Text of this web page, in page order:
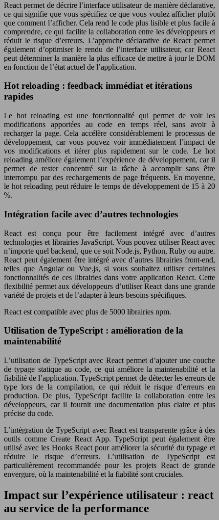
React permet de décrire l’interface utilisateur de manière déclarative,
ce qui signifie que vous spécifiez ce que vous voulez afficher plutôt
que comment l’afficher. Cela rend le code plus lisible et plus facile à
comprendre, ce qui facilite la collaboration entre les développeurs et
réduit le risque d’erreurs. L’approche déclarative de React permet
également d’optimiser le rendu de l’interface utilisateur, car React
peut déterminer la manière la plus efficace de mettre à jour le DOM
en fonction de l’état actuel de l’application.
Hot reloading : feedback immédiat et itérations
rapides
Le hot reloading est une fonctionnalité qui permet de voir les
modifications apportées au code en temps réel, sans avoir à
recharger la page. Cela accélère considérablement le processus de
développement, car vous pouvez voir immédiatement l’impact de
vos modifications et itérer plus rapidement sur le code. Le hot
reloading améliore également l’expérience de développement, car il
permet de rester concentré sur la tâche à accomplir sans être
interrompu par des rechargements de page fréquents. En moyenne,
le hot reloading peut réduire le temps de développement de 15 à 20
%.
Intégration facile avec d’autres technologies
React est conçu pour être facilement intégré avec d’autres
technologies et librairies JavaScript. Vous pouvez utiliser React avec
n’importe quel backend, que ce soit Node.js, Python, Ruby ou autre.
React peut également être intégré avec d’autres librairies front-end,
telles que Angular ou Vue.js, si vous souhaitez utiliser certaines
fonctionnalités de ces librairies dans votre application React. Cette
flexibilité permet aux développeurs d’utiliser React dans une grande
variété de projets et de l’adapter à leurs besoins spécifiques.
React est compatible avec plus de 5000 librairies npm.
Utilisation de TypeScript : amélioration de la
maintenabilité
L’utilisation de TypeScript avec React permet d’ajouter une couche
de typage statique au code, ce qui améliore la maintenabilité et la
fiabilité de l’application. TypeScript permet de détecter les erreurs de
type lors de la compilation, ce qui réduit le risque d’erreurs en
production. De plus, TypeScript facilite la collaboration entre les
développeurs, car il fournit une documentation plus claire et plus
précise du code.
L’intégration de TypeScript avec React est transparente grâce à des
outils comme Create React App. TypeScript peut également être
utilisé avec les Hooks React pour améliorer la sécurité du typage et
réduire le risque d’erreurs. L’utilisation de TypeScript est
particulièrement recommandée pour les projets React de grande
envergure, où la maintenabilité et la fiabilité sont cruciales.
Impact sur l’expérience utilisateur : react
au service de la performance